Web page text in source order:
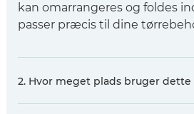
kan omarrangeres og foldes
passer præcis til dine
2. Hvor meget plads bruger